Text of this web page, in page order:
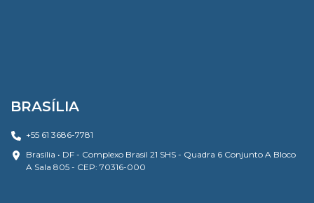
BRASÍLIA
+55 61 3686-7781
Brasília • DF - Complexo Brasil 21 SHS - Quadra 6 Conjunto A Bloco
A Sala 805 - CEP: 70316-000